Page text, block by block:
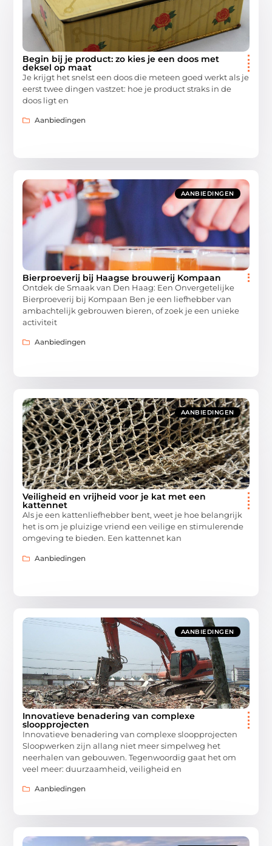
Begin bij je product: zo kies je een doos met
deksel op maat
Je krijgt het snelst een doos die meteen goed werkt als je
eerst twee dingen vastzet: hoe je product straks in de
doos ligt en
Aanbiedingen
AANBIEDINGEN
Bierproeverij bij Haagse brouwerij Kompaan
Ontdek de Smaak van Den Haag: Een Onvergetelijke
Bierproeverij bij Kompaan Ben je een liefhebber van
ambachtelijk gebrouwen bieren, of zoek je een unieke
activiteit
Aanbiedingen
AANBIEDINGEN
Veiligheid en vrijheid voor je kat met een
kattennet
Als je een kattenliefhebber bent, weet je hoe belangrijk
het is om je pluizige vriend een veilige en stimulerende
omgeving te bieden. Een kattennet kan
Aanbiedingen
AANBIEDINGEN
Innovatieve benadering van complexe
sloopprojecten
Innovatieve benadering van complexe sloopprojecten
Sloopwerken zijn allang niet meer simpelweg het
neerhalen van gebouwen. Tegenwoordig gaat het om
veel meer: duurzaamheid, veiligheid en
Aanbiedingen